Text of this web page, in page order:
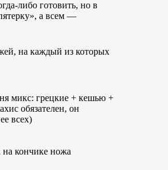
либо готовить, но в
а всем —
на каждый из которых
микс: грецкие + кешью +
обязателен, он
всех)
на кончике ножа